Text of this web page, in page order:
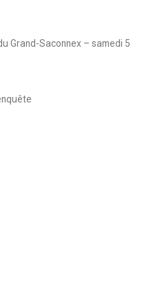
Grand-Saconnex – samedi 5